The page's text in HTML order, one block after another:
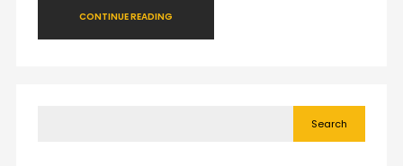
CONTINUE READING
Search